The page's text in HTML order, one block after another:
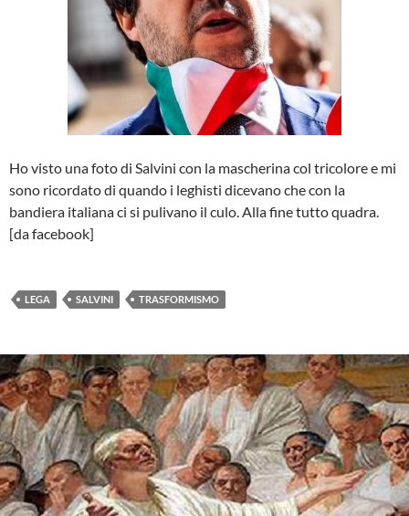
Ho visto una foto di Salvini con la mascherina col tricolore e mi
sono ricordato di quando i leghisti dicevano che con la
bandiera italiana ci si pulivano il culo. Alla fine tutto quadra.
[da facebook]
LEGA SALVINI TRASFORMISMO